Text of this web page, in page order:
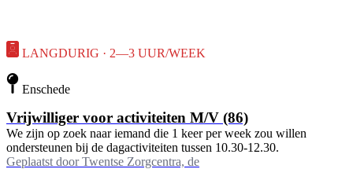
LANGDURIG · 2—3 UUR/WEEK
Enschede
Vrijwilliger voor activiteiten M/V (86)
We zijn op zoek naar iemand die 1 keer per week zou willen
ondersteunen bij de dagactiviteiten tussen 10.30-12.30.
Geplaatst door Twentse Zorgcentra, de